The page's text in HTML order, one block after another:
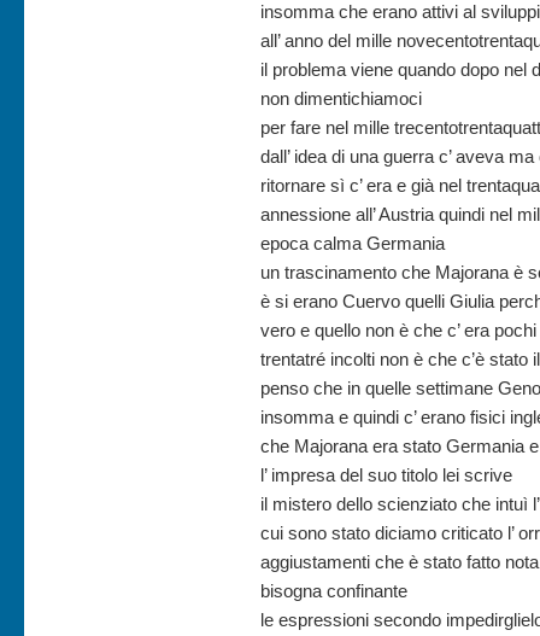
insomma che erano attivi al
all’ anno del mille
il problema viene quando dopo nel
non dimentichiamoci
per fare nel mille
dall’ idea di una guerra c’ aveva
ritornare sì c’ era e già nel
annessione all’ Austria quindi nel
epoca calma Germania
un trascinamento che Majorana è
è si erano Cuervo quelli Giulia
vero e quello non è che c’ era
trentatré incolti non è che c’è stato
penso che in quelle settimane
insomma e quindi c’ erano fisici
che Majorana era stato Germania
l’ impresa del suo titolo lei scrive
il mistero dello scienziato che intuì
cui sono stato diciamo criticato l’
aggiustamenti che è stato fatto
bisogna confinante
le espressioni secondo